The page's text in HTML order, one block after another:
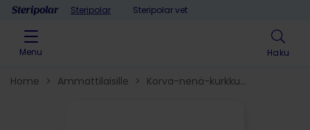
Skip to contentSteripolar Steripolar vet
Menu Haku
Home > Ammattilaisille > Korva-nenä-kurkku​